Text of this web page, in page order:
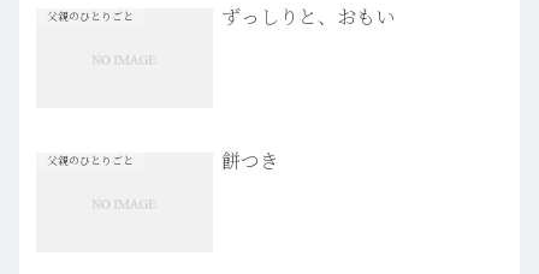
父親のひとりごと ずっしりと、おもい
父親のひとりごと 餅つき